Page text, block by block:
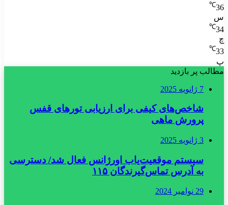
36
℃
س
34
℃
چ
33
℃
پ
مطالب پر بازدید
7 ژانویه 2025
شاخص‌های کیفی برای ارزیابی تورهای قفس
پرورش ماهی
3 ژانویه 2025
سیستم موقعیت‌یاب اورژانس فعال شد/ دسترسی
به آدرس تماس‌گیرندگان ۱۱۵
29 نوامبر 2024